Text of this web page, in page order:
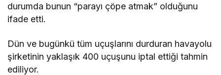
durumda bunun “parayı çöpe atmak” olduğunu
ifade etti.
Dün ve bugünkü tüm uçuşlarını durduran havayolu
şirketinin yaklaşık 400 uçuşunu iptal ettiği tahmin
ediliyor.